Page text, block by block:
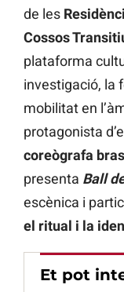
de les
Cossos
plataforma
investigació, la
mobilitat en
protagonista
coreògrafa
presenta Ball
escènica i
el ritual i la
Et pot